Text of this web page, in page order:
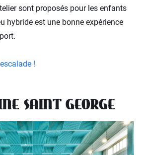
sont proposés pour les enfants
hybride est une bonne expérience
!
SAINT GEORGE